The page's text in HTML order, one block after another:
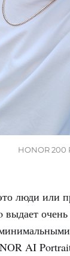
HONOR 200
люди или
очень
AI